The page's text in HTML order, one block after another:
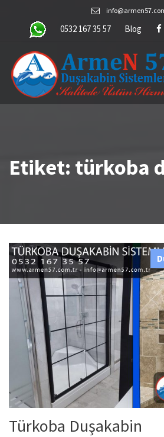
content
0532 167 35 57 Blog
Etiket: türkoba
Türkoba Duşakabin